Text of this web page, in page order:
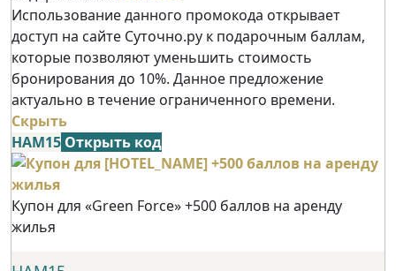
Использование данного промокода открывает
доступ на сайте Суточно.ру к подарочным баллам,
которые позволяют уменьшить стоимость
бронирования до 10%. Данное предложение
актуально в течение ограниченного времени.
Скрыть
НАМ15 Открыть код
Купон для «Green Force» +500 баллов на аренду
жилья